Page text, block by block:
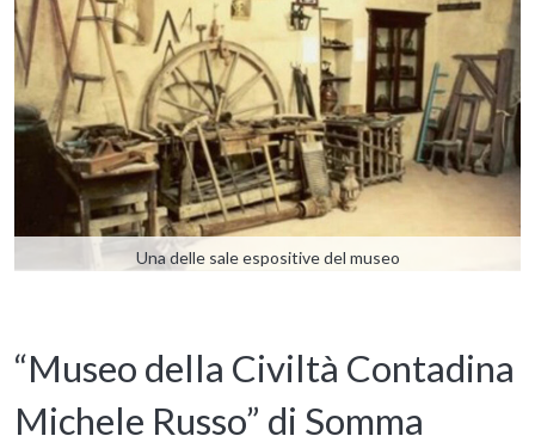
Una delle sale espositive del museo
“Museo della Civiltà Contadina
Michele Russo” di Somma